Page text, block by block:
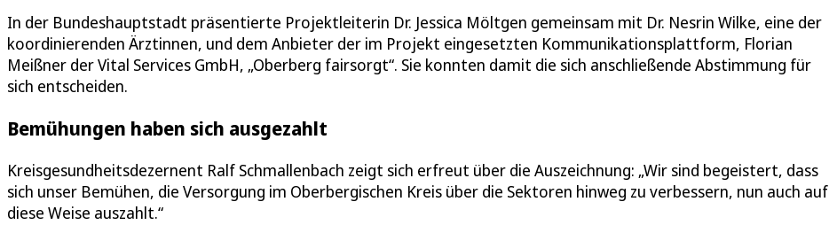
In der Bundeshauptstadt präsentierte Projektleiterin Dr. Jessica Möltgen gemeinsam mit Dr. Nesrin Wilke, eine der
koordinierenden Ärztinnen, und dem Anbieter der im Projekt eingesetzten Kommunikationsplattform, Florian
Meißner der Vital Services GmbH, „Oberberg fairsorgt“. Sie konnten damit die sich anschließende Abstimmung für
sich entscheiden.
Bemühungen haben sich ausgezahlt
Kreisgesundheitsdezernent Ralf Schmallenbach zeigt sich erfreut über die Auszeichnung: „Wir sind begeistert, dass
sich unser Bemühen, die Versorgung im Oberbergischen Kreis über die Sektoren hinweg zu verbessern, nun auch auf
diese Weise auszahlt.“